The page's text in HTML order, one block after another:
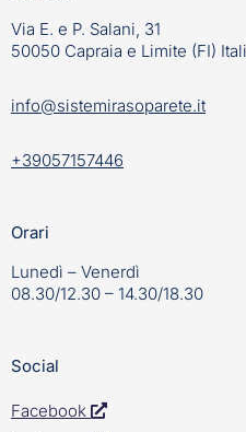
Via E. e P. Salani, 31
50050 Capraia e Limite (FI)
info@sistemirasoparete.it
+39057157446
Orari
Lunedì – Venerdì
08.30/12.30 – 14.30/18.30
Social
Facebook